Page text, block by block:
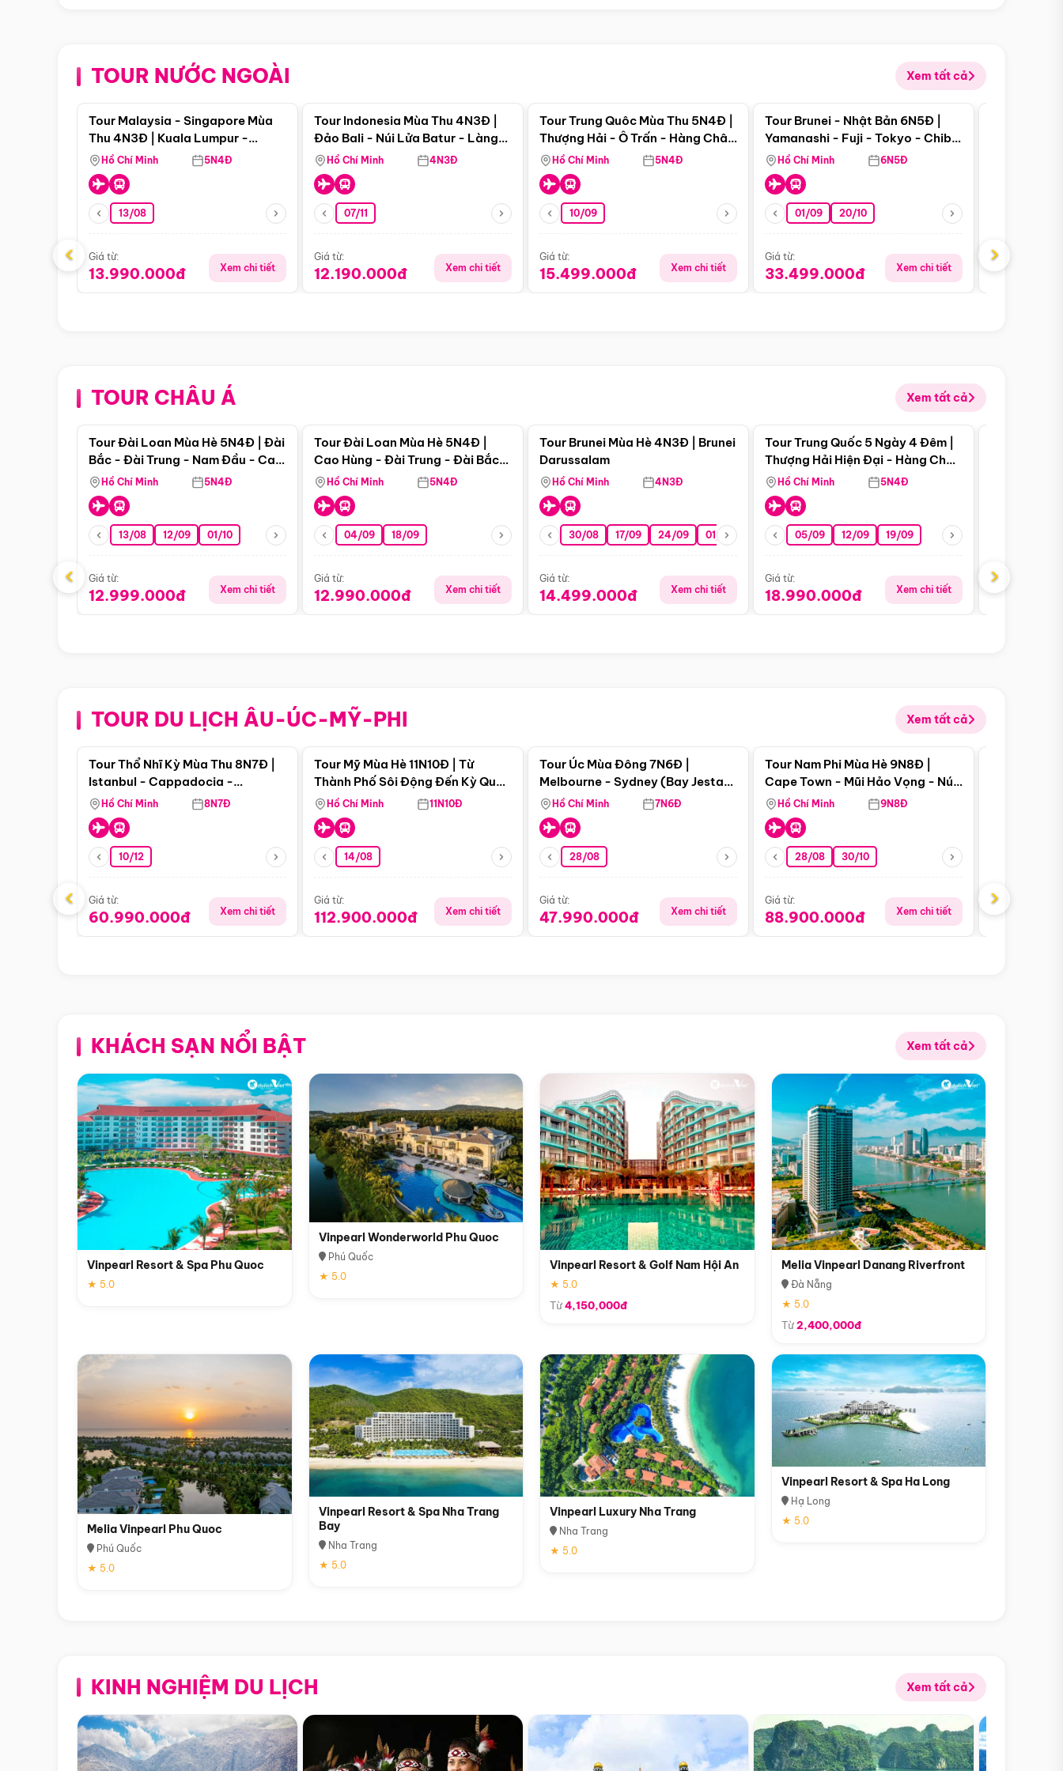
TOUR NƯỚC NGOÀI Xem tất cả
Điểm nổi bật
Tour Malaysia - Singapore Mùa
Thu 4N3Đ | Kuala Lumpur -
Malacca - Johor Baru -
Singapore
Hồ Chí Minh 5N4Đ
13/08
Giá từ:
13.990.000đ Xem chi tiết
Tour Indonesia Mùa Thu 4N3Đ |
Đảo Bali - Núi Lửa Batur - Làng
Penglipuran
Hồ Chí Minh 4N3Đ
07/11
Giá từ:
12.190.000đ Xem chi tiết
Tour Trung Quôc Mùa Thu 5N4Đ |
Thượng Hải - Ô Trấn - Hàng Châu
(Tour Không Shopping)
Hồ Chí Minh 5N4Đ
10/09
Giá từ:
15.499.000đ Xem chi tiết
Điểm nổi bật
Tour Brunei - Nhật Bản 6N5Đ |
Yamanashi - Fuji - Tokyo - Chiba
- Freeday
Hồ Chí Minh 6N5Đ
01/09 20/10
Giá từ:
33.499.000đ Xem chi tiết
Giá từ:
‹ ›
TOUR CHÂU Á Xem tất cả
Điểm nổi bật
Tour Đài Loan Mùa Hè 5N4Đ | Đài
Bắc - Đài Trung - Nam Đầu - Cao
Hùng ( Bay Vn)
Hồ Chí Minh 5N4Đ
13/08 12/09 01/10
Giá từ:
12.999.000đ Xem chi tiết
Tour Đài Loan Mùa Hè 5N4Đ |
Cao Hùng - Đài Trung - Đài Bắc
(Bay Vj)
Hồ Chí Minh 5N4Đ
04/09 18/09
Giá từ:
12.990.000đ Xem chi tiết
Tour Brunei Mùa Hè 4N3Đ | Brunei
Darussalam
Hồ Chí Minh 4N3Đ
30/08 17/09 24/09 01/10 15/10 29/10
Giá từ:
14.499.000đ Xem chi tiết
Điểm nổi bật
Tour Trung Quốc 5 Ngày 4 Đêm |
Thượng Hải Hiện Đại - Hàng Châu
Nên Thơ - Ô Trấn Cổ Kính
Hồ Chí Minh 5N4Đ
05/09 12/09 19/09
Giá từ:
18.990.000đ Xem chi tiết
Giá từ:
‹ ›
TOUR DU LỊCH ÂU-ÚC-MỸ-PHI Xem tất cả
Điểm nổi bật
Tour Thổ Nhĩ Kỳ Mùa Thu 8N7Đ |
Istanbul - Cappadocia -
Pamukkale
Hồ Chí Minh 8N7Đ
10/12
Giá từ:
60.990.000đ Xem chi tiết
Tour Mỹ Mùa Hè 11N10Đ | Từ
Thành Phố Sôi Động Đến Kỳ Quan
Thiên Nhiên Mỹ
Hồ Chí Minh 11N10Đ
14/08
Giá từ:
112.900.000đ Xem chi tiết
Tour Úc Mùa Đông 7N6Đ |
Melbourne - Sydney (Bay Jestar
Airways)
Hồ Chí Minh 7N6Đ
28/08
Giá từ:
47.990.000đ Xem chi tiết
Điểm nổi bật
Tour Nam Phi Mùa Hè 9N8Đ |
Cape Town - Mũi Hảo Vọng - Núi
Bàn - Johannesburg - Pretoria -
Safari - Lodge
Hồ Chí Minh 9N8Đ
28/08 30/10
Giá từ:
88.900.000đ Xem chi tiết
Giá từ:
‹ ›
KHÁCH SẠN NỔI BẬT Xem tất cả
Vinpearl Resort & Spa Phu Quoc
★ 5.0
Vinpearl Wonderworld Phu Quoc
Phú Quốc
★ 5.0
Vinpearl Resort & Golf Nam Hội An
★ 5.0
Từ4,150,000đ
Melia Vinpearl Danang Riverfront
Đà Nẵng
★ 5.0
Từ2,400,000đ
Melia Vinpearl Phu Quoc
Phú Quốc
★ 5.0
Vinpearl Resort & Spa Nha Trang
Bay
Nha Trang
★ 5.0
Vinpearl Luxury Nha Trang
Nha Trang
★ 5.0
Vinpearl Resort & Spa Ha Long
Hạ Long
★ 5.0
KINH NGHIỆM DU LỊCH Xem tất cả